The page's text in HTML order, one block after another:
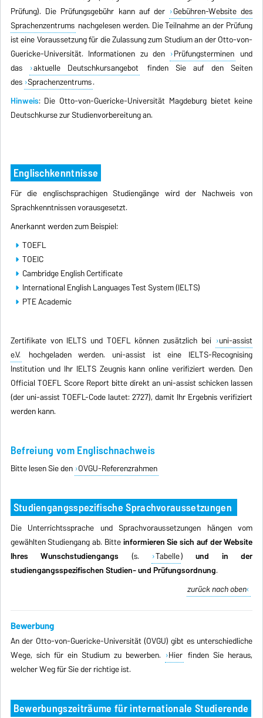
Prüfung). Die Prüfungsgebühr kann auf der
Gebühren-Website des
Sprachenzentrums nachgelesen werden. Die Teilnahme an der Prüfung
ist eine Voraussetzung für die Zulassung zum Studium an der Otto-von-
Guericke-Universität. Informationen zu den
Prüfungsterminen und
das
aktuelle Deutschkursangebot finden Sie auf den Seiten
des Sprachenzentrums.
Hinweis: Die Otto-von-Guericke-Universität Magdeburg bietet keine
Deutschkurse zur Studienvorbereitung an.
Englischkenntnisse
Für die englischsprachigen Studiengänge wird der Nachweis von
Sprachkenntnissen vorausgesetzt.
Anerkannt werden zum Beispiel:
TOEFL
TOEIC
Cambridge English Certificate
International English Languages Test System (IELTS)
PTE Academic
Zertifikate von IELTS und TOEFL können zusätzlich bei uni-assist
e.V. hochgeladen werden. uni-assist ist eine IELTS-Recognising
Institution und Ihr IELTS Zeugnis kann online verifiziert werden. Den
Official TOEFL Score Report bitte direkt an uni-assist schicken lassen
(der uni-assist TOEFL-Code lautet: 2727), damit Ihr Ergebnis verifiziert
werden kann.
Befreiung vom Englischnachweis
Bitte lesen Sie den OVGU-Referenzrahmen
Studiengangsspezifische Sprachvoraussetzungen
Die Unterrichtssprache und Sprachvoraussetzungen hängen vom
gewählten Studiengang ab. Bitteinformieren Sie sich auf der Website
Ihres Wunschstudiengangs (s. Tabelle)und in der
studiengangsspezifischen Studien- und Prüfungsordnung.
zurück nach oben
Bewerbung
An der Otto-von-Guericke-Universität (OVGU) gibt es unterschiedliche
Wege, sich für ein Studium zu bewerben. Hier finden Sie heraus,
welcher Weg für Sie der richtige ist.
Bewerbungszeiträume für internationale Studierende